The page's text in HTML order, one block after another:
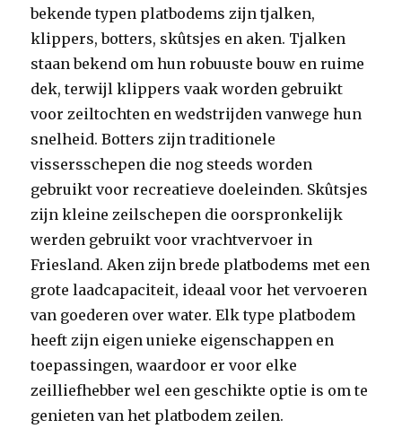
bekende typen platbodems zijn tjalken,
klippers, botters, skûtsjes en aken. Tjalken
staan bekend om hun robuuste bouw en ruime
dek, terwijl klippers vaak worden gebruikt
voor zeiltochten en wedstrijden vanwege hun
snelheid. Botters zijn traditionele
vissersschepen die nog steeds worden
gebruikt voor recreatieve doeleinden. Skûtsjes
zijn kleine zeilschepen die oorspronkelijk
werden gebruikt voor vrachtvervoer in
Friesland. Aken zijn brede platbodems met een
grote laadcapaciteit, ideaal voor het vervoeren
van goederen over water. Elk type platbodem
heeft zijn eigen unieke eigenschappen en
toepassingen, waardoor er voor elke
zeilliefhebber wel een geschikte optie is om te
genieten van het platbodem zeilen.